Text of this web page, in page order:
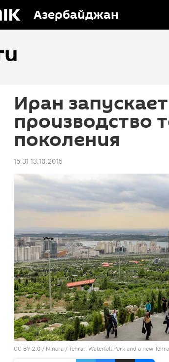
Азербайджан
Иран запускает
производство
поколения
15:31 13.10.2015
CC BY 2.0 / Ninara / Tehran Waterfall Park and a new